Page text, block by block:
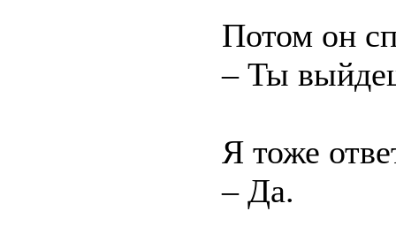
Потом он
– Ты
Я тоже
– Да.